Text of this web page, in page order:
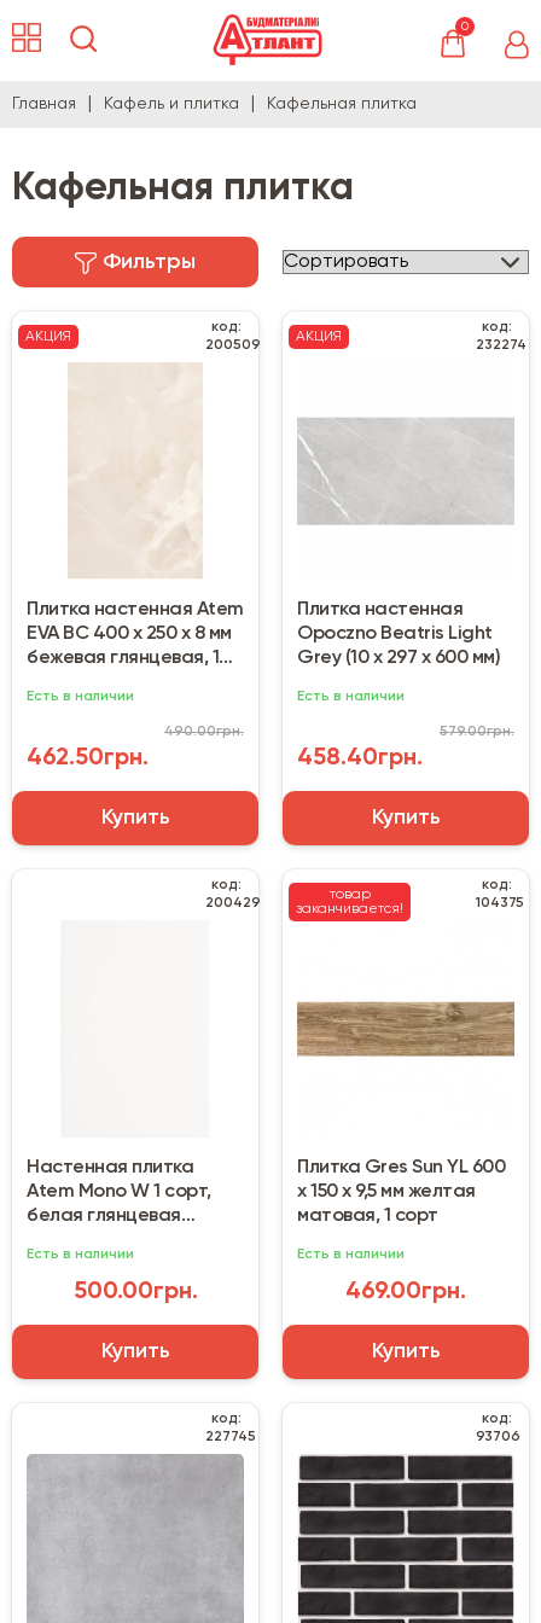
0
Главная Кафель и плитка Кафельная плитка
Кафельная плитка
Фильтры
АКЦИЯ
код:
200509
Плитка настенная Atem
EVA BC 400 х 250 х 8 мм
бежевая глянцевая, 1
Есть в наличии
462.50грн.
490.00грн.
Купить
АКЦИЯ
код:
232274
Плитка настенная
Opoczno Beatris Light
Grey (10 х 297 х 600 мм)
Есть в наличии
458.40грн.
579.00грн.
Купить
код:
200429
Настенная плитка
Atem Mono W 1 сорт,
белая глянцевая
Есть в наличии
500.00грн.
Купить
товар
заканчивается!
код:
104375
Плитка Gres Sun YL 600
х 150 х 9,5 мм желтая
матовая, 1 сорт
Есть в наличии
469.00грн.
Купить
код:
227745
код:
93706